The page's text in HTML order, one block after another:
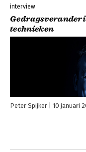
interview
technieken
Peter Spijker 10 januari